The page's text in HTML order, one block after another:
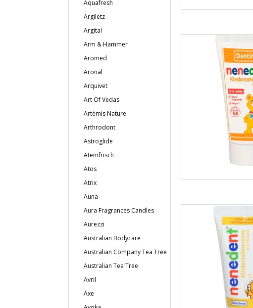
Aquafresh
Argiletz
Argital
Arm & Hammer
Aromed
Aronal
Arquivet
Art Of Vedas
Artémis Nature
Arthrodont
Astroglide
Atemfrisch
Atos
Atrix
Auna
Aura Fragrances Candles
Aurezzi
Australian Bodycare
Australian Company Tea Tree
Australian Tea Tree
Avril
Axe